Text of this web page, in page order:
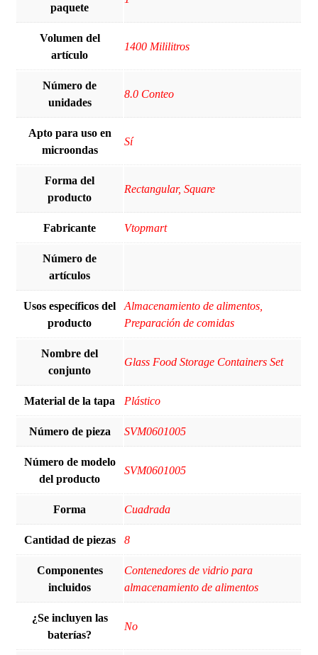
paquete
Volumen del
artículo
‎1400 Mililitros
Número de
unidades
‎8.0 Conteo
Apto para uso en
microondas
Sí
Forma del
producto
‎Rectangular, Square
Fabricante ‎Vtopmart
Número de
artículos
Usos específicos del
producto
‎Almacenamiento de alimentos,
Preparación de comidas
Nombre del
conjunto
‎Glass Food Storage Containers Set
Material de la tapa ‎Plástico
Número de pieza ‎SVM0601005
Número de modelo
del producto
‎SVM0601005
Forma ‎Cuadrada
Cantidad de piezas ‎8
Componentes
incluidos
‎Contenedores de vidrio para
almacenamiento de alimentos
¿Se incluyen las
baterías?
‎No